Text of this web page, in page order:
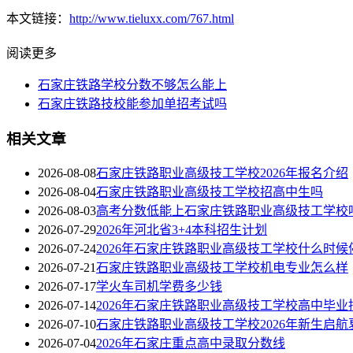
本文链接： http://www.tieluxx.com/767.html
阅读更多
石家庄铁路学校分数不够怎么能上
石家庄铁路技校能参加单招考试吗
相关文章
2026-08-08石家庄铁路职业高级技工学校2026年报名介绍
2026-08-04石家庄铁路职业高级技工学校招高中生吗
2026-08-03高考分数低能上石家庄铁路职业高级技工学校
2026-07-292026年河北省3+4本科招生计划
2026-07-242026年石家庄铁路职业高级技工学校什么时候
2026-07-21石家庄铁路职业高级技工学校机电专业怎么样
2026-07-17学火车司机学费多少钱
2026-07-142026年石家庄铁路职业高级技工学校高中毕业
2026-07-10石家庄铁路职业高级技工学校2026年新生启航
2026-07-042026年石家庄重点高中录取分数线